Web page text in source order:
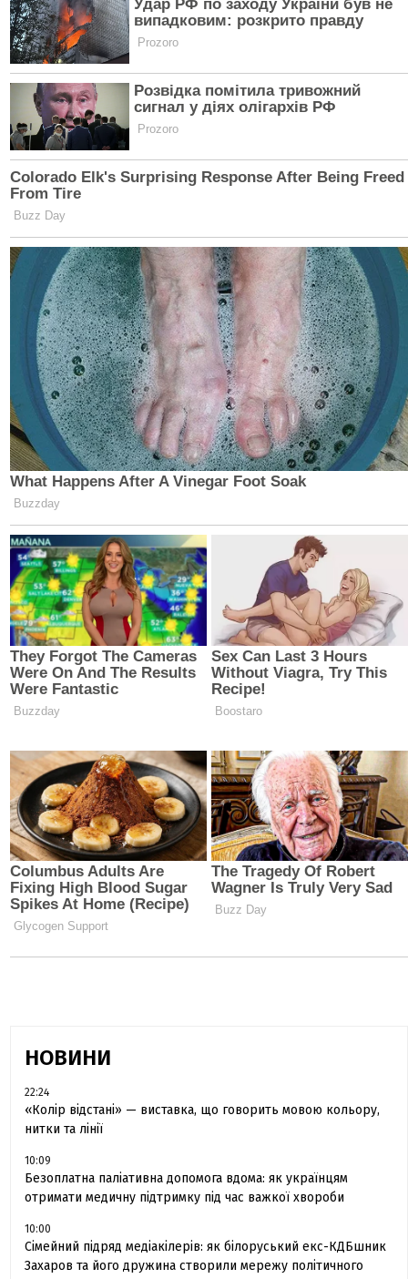
НОВИНИ
22:24
«Колір відстані» — виставка, що говорить мовою кольору,
нитки та лінії
10:09
Безоплатна паліативна допомога вдома: як українцям
отримати медичну підтримку під час важкої хвороби
10:00
Сімейний підряд медіакілерів: як білоруський екс-КДБшник
Захаров та його дружина створили мережу політичного